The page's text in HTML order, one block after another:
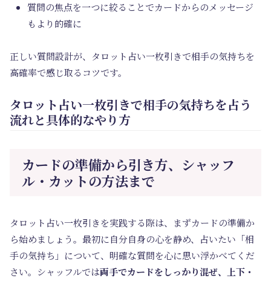
質問の焦点を一つに絞ることでカードからのメッセージ
もより的確に
正しい質問設計が、タロット占い一枚引きで相手の気持ちを
高確率で感じ取るコツです。
タロット占い一枚引きで相手の気持ちを占う
流れと具体的なやり方
カードの準備から引き方、シャッフ
ル・カットの方法まで
タロット占い一枚引きを実践する際は、まずカードの準備か
ら始めましょう。最初に自分自身の心を静め、占いたい「相
手の気持ち」について、明確な質問を心に思い浮かべてくだ
さい。シャッフルでは両手でカードをしっかり混ぜ、上下・